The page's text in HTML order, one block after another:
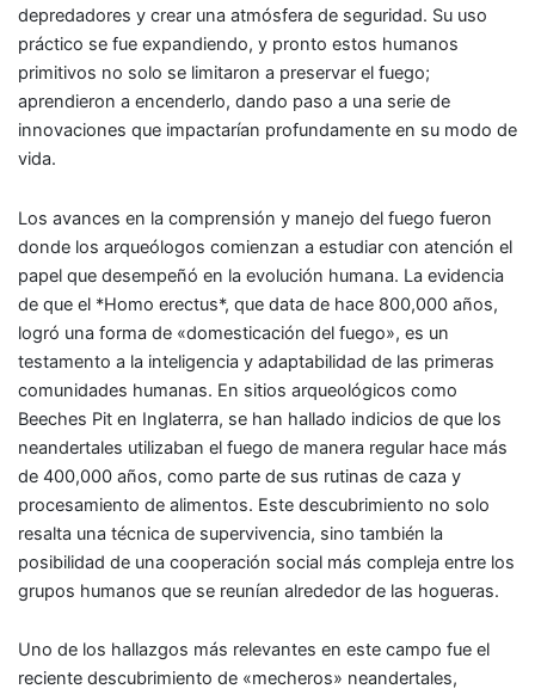
depredadores y crear una atmósfera de seguridad. Su uso
práctico se fue expandiendo, y pronto estos humanos
primitivos no solo se limitaron a preservar el fuego;
aprendieron a encenderlo, dando paso a una serie de
innovaciones que impactarían profundamente en su modo de
vida.
Los avances en la comprensión y manejo del fuego fueron
donde los arqueólogos comienzan a estudiar con atención el
papel que desempeñó en la evolución humana. La evidencia
de que el *Homo erectus*, que data de hace 800,000 años,
logró una forma de «domesticación del fuego», es un
testamento a la inteligencia y adaptabilidad de las primeras
comunidades humanas. En sitios arqueológicos como
Beeches Pit en Inglaterra, se han hallado indicios de que los
neandertales utilizaban el fuego de manera regular hace más
de 400,000 años, como parte de sus rutinas de caza y
procesamiento de alimentos. Este descubrimiento no solo
resalta una técnica de supervivencia, sino también la
posibilidad de una cooperación social más compleja entre los
grupos humanos que se reunían alrededor de las hogueras.
Uno de los hallazgos más relevantes en este campo fue el
reciente descubrimiento de «mecheros» neandertales,